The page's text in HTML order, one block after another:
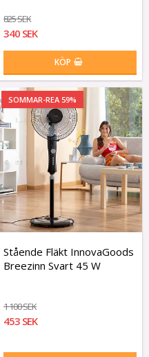
825 SEK
340 SEK
KÖP
SOMMAR-REA 59%
Stående Fläkt InnovaGoods
Breezinn Svart 45 W
1 100 SEK
453 SEK